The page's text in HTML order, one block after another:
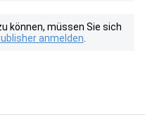
können, müssen Sie sich
anmelden